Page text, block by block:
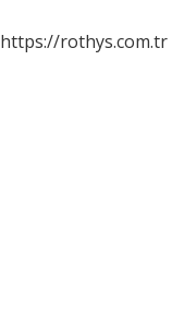
https://rothys.com.tr